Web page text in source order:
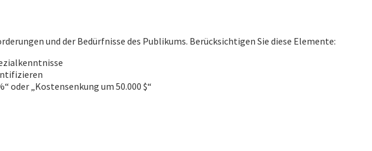
und der Bedürfnisse des Publikums. Berücksichtigen Sie diese Elemente:
oder „Kostensenkung um 50.000 $“